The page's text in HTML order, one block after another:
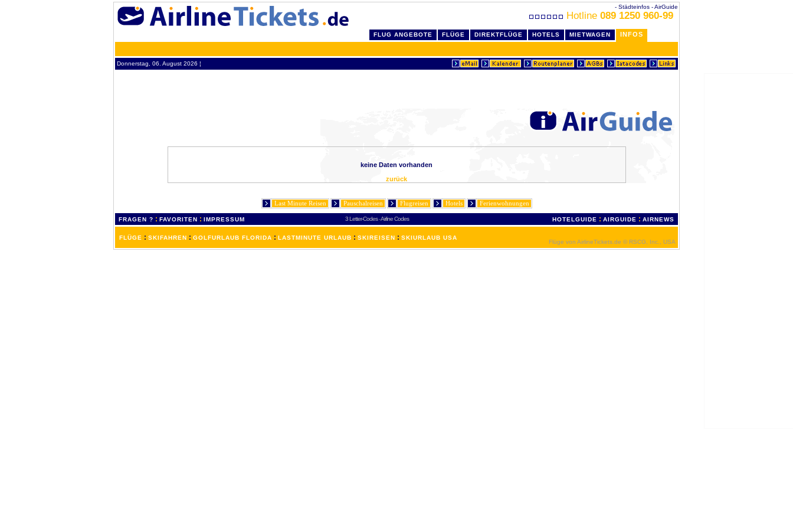
- Städteinfos - AirGuide
Hotline 089 1250 960-99
FLUG ANGEBOTE FLÜGE DIREKTFLÜGE HOTELS MIETWAGEN INFOS
Donnerstag, 06. August 2026 ¦
keine Daten vorhanden
zurück
Last Minute Reisen Pauschalreisen Flugreisen Hotels Ferienwohnungen
FRAGEN ? : FAVORITEN : IMPRESSUM 3 Letter-Codes-Airline Codes HOTELGUIDE : AIRGUIDE : AIRNEWS
FLÜGE : SKIFAHREN : GOLFURLAUB FLORIDA : LASTMINUTE URLAUB : SKIREISEN : SKIURLAUB USA
Flüge von AirlineTickets.de © RSCG, Inc., USA